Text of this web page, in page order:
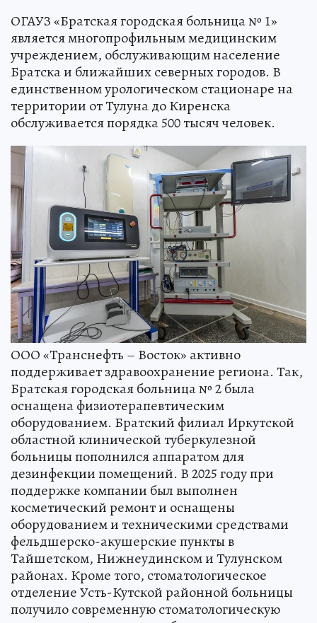
ОГАУЗ «Братская городская больница № 1»
является многопрофильным медицинским
учреждением, обслуживающим население
Братска и ближайших северных городов. В
единственном урологическом стационаре на
территории от Тулуна до Киренска
обслуживается порядка 500 тысяч человек.
ООО «Транснефть – Восток» активно
поддерживает здравоохранение региона. Так,
Братская городская больница № 2 была
оснащена физиотерапевтическим
оборудованием. Братский филиал Иркутской
областной клинической туберкулезной
больницы пополнился аппаратом для
дезинфекции помещений. В 2025 году при
поддержке компании был выполнен
косметический ремонт и оснащены
оборудованием и техническими средствами
фельдшерско-акушерские пункты в
Тайшетском, Нижнеудинском и Тулунском
районах. Кроме того, стоматологическое
отделение Усть-Кутской районной больницы
получило современную стоматологическую